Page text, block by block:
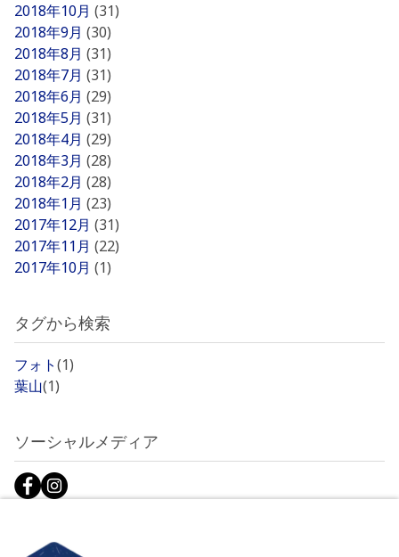
2018年10月 (31)
2018年9月 (30)
2018年8月 (31)
2018年7月 (31)
2018年6月 (29)
2018年5月 (31)
2018年4月 (29)
2018年3月 (28)
2018年2月 (28)
2018年1月 (23)
2017年12月 (31)
2017年11月 (22)
2017年10月 (1)
タグから検索
フォト(1)
葉山(1)
ソーシャルメディア